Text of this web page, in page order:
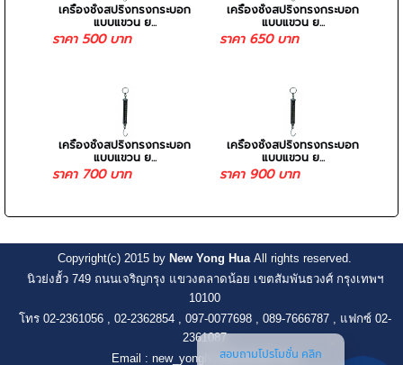
เครื่องชั่งสปริงทรงกระบอก
แบบแขวน ย...
ราคา 500 บาท
เครื่องชั่งสปริงทรงกระบอก
แบบแขวน ย...
ราคา 650 บาท
เครื่องชั่งสปริงทรงกระบอก
แบบแขวน ย...
ราคา 700 บาท
เครื่องชั่งสปริงทรงกระบอก
แบบแขวน ย...
ราคา 900 บาท
Copyright(c) 2015 by New Yong HuaAll rights reserved.
นิวย่งฮั้ว 749 ถนนเจริญกรุง แขวงตลาดน้อย เขตสัมพันธวงศ์ กรุงเทพฯ
10100
โทร 02-2361056 , 02-2362854 , 097-0077698, 089-7666787 , แฟกซ์ 02-
2361087
Email : new_yonghua@hotmail.com
สอบถามโปรโมชั่น คลิก